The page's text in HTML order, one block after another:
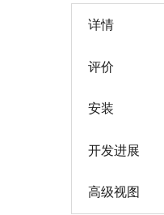
详情
评价
安装
开发进展
高级视图